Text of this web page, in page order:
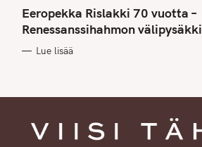
T
E
G
O
I
Eeropekka Rislakki 70 vuotta –
Renessanssihahmon välipysäkki
Lue lisää